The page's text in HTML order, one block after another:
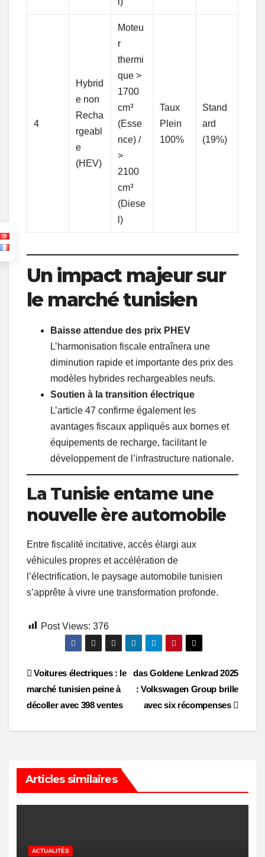
4
Hybrid
e non
Recha
rgeabl
e
(HEV)
Moteu
r
thermi
que >
1700
cm³
(Esse
nce) /
>
2100
cm³
(Diese
l)
Taux
Plein
100%
Stand
ard
(19%)
Un impact majeur sur
le marché tunisien
Baisse attendue des prix PHEV
L’harmonisation fiscale entraînera une
diminution rapide et importante des prix des
modèles hybrides rechargeables neufs.
Soutien à la transition électrique
L’article 47 confirme également les
avantages fiscaux appliqués aux bornes et
équipements de recharge, facilitant le
développement de l’infrastructure nationale.
La Tunisie entame une
nouvelle ère automobile
Entre fiscalité incitative, accès élargi aux
véhicules propres et accélération de
l’électrification, le paysage automobile tunisien
s’apprête à vivre une transformation profonde.
Post Views: 376
Post
navigation
das Goldene Lenkrad 2025
: Volkswagen Group brille
avec six récompenses
Voitures électriques : le
marché tunisien peine à
décoller avec 398 ventes
Articles similaires
ACTUALITÉS